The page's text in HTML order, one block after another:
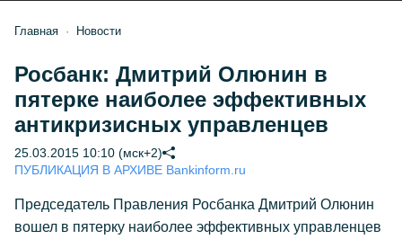
Главная Новости
Росбанк: Дмитрий Олюнин в
пятерке наиболее эффективных
антикризисных управленцев
25.03.2015 10:10 (мск+2)
ПУБЛИКАЦИЯ В АРХИВЕ Bankinform.ru
Председатель Правления Росбанка Дмитрий Олюнин
вошел в пятерку наиболее эффективных управленцев